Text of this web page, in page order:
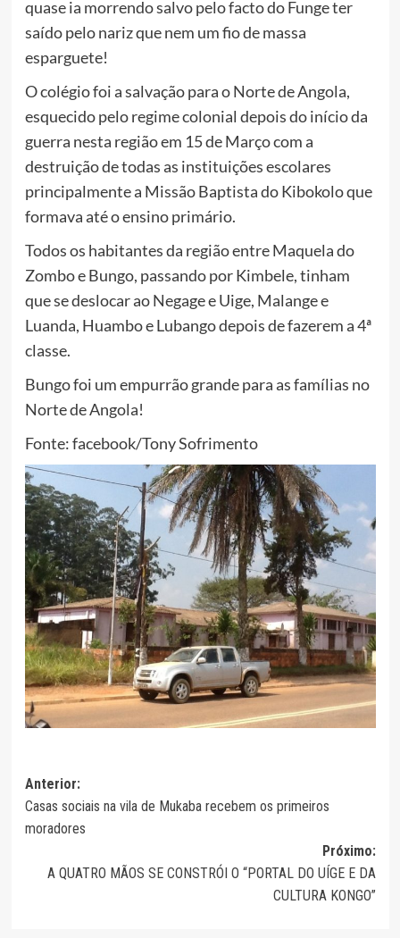
quase ia morrendo salvo pelo facto do Funge ter
saído pelo nariz que nem um fio de massa
esparguete!
O colégio foi a salvação para o Norte de Angola,
esquecido pelo regime colonial depois do início da
guerra nesta região em 15 de Março com a
destruição de todas as instituições escolares
principalmente a Missão Baptista do Kibokolo que
formava até o ensino primário.
Todos os habitantes da região entre Maquela do
Zombo e Bungo, passando por Kimbele, tinham
que se deslocar ao Negage e Uige, Malange e
Luanda, Huambo e Lubango depois de fazerem a 4ª
classe.
Bungo foi um empurrão grande para as famílias no
Norte de Angola!
Fonte: facebook/Tony Sofrimento
Navegação
de
Anterior:
Casas sociais na vila de Mukaba recebem os primeiros
moradores
Próximo:
A QUATRO MÃOS SE CONSTRÓI O “PORTAL DO UÍGE E DA
CULTURA KONGO”